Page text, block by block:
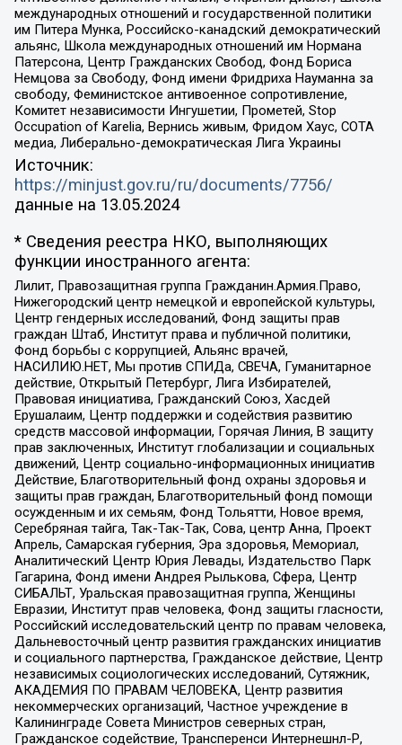
международных отношений и государственной политики
им Питера Мунка, Российско-канадский демократический
альянс, Школа международных отношений им Нормана
Патерсона, Центр Гражданских Свобод, Фонд Бориса
Немцова за Свободу, Фонд имени Фридриха Науманна за
свободу, Феминистское антивоенное сопротивление,
Комитет независимости Ингушетии, Прометей, Stop
Occupation of Karelia, Вернись живым, Фридом Хаус, СОТА
медиа, Либерально-демократическая Лига Украины
Источник:
https://minjust.gov.ru/ru/documents/7756/
данные на 13.05.2024
* Сведения реестра НКО, выполняющих
функции иностранного агента:
Лилит, Правозащитная группа Гражданин.Армия.Право,
Нижегородский центр немецкой и европейской культуры,
Центр гендерных исследований, Фонд защиты прав
граждан Штаб, Институт права и публичной политики,
Фонд борьбы с коррупцией, Альянс врачей,
НАСИЛИЮ.НЕТ, Мы против СПИДа, СВЕЧА, Гуманитарное
действие, Открытый Петербург, Лига Избирателей,
Правовая инициатива, Гражданский Союз, Хасдей
Ерушалаим, Центр поддержки и содействия развитию
средств массовой информации, Горячая Линия, В защиту
прав заключенных, Институт глобализации и социальных
движений, Центр социально-информационных инициатив
Действие, Благотворительный фонд охраны здоровья и
защиты прав граждан, Благотворительный фонд помощи
осужденным и их семьям, Фонд Тольятти, Новое время,
Серебряная тайга, Так-Так-Так, Сова, центр Анна, Проект
Апрель, Самарская губерния, Эра здоровья, Мемориал,
Аналитический Центр Юрия Левады, Издательство Парк
Гагарина, Фонд имени Андрея Рылькова, Сфера, Центр
СИБАЛЬТ, Уральская правозащитная группа, Женщины
Евразии, Институт прав человека, Фонд защиты гласности,
Российский исследовательский центр по правам человека,
Дальневосточный центр развития гражданских инициатив
и социального партнерства, Гражданское действие, Центр
независимых социологических исследований, Сутяжник,
АКАДЕМИЯ ПО ПРАВАМ ЧЕЛОВЕКА, Центр развития
некоммерческих организаций, Частное учреждение в
Калининграде Совета Министров северных стран,
Гражданское содействие, Трансперенси Интернешнл-Р,